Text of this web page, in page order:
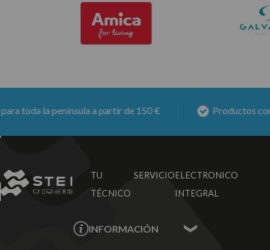
toda la península a partir de 150 € Productos con6
TU SERVICIO
TÉCNICO
ELECTRONICO
INTEGRAL
INFORMACIÓN